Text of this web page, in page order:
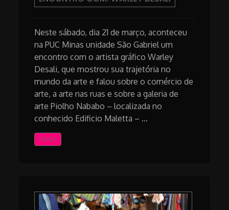
Neste sábado, dia 21 de março, aconteceu
na PUC Minas unidade São Gabriel um
encontro com o artista gráfico Warley
Desali, que mostrou sua trajetória no
mundo da arte e falou sobre o comércio de
arte, a arte nas ruas e sobre a galeria de
arte Piolho Nababo – localizada no
conhecido Edificio Maletta – …
OUÇA